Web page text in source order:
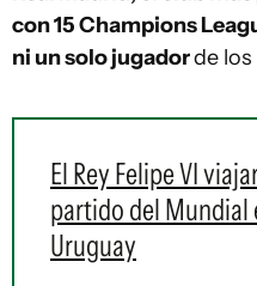
con 15 Champions
ni un solo jugadorde
El Rey Felipe VI
partido del Mundial
Uruguay